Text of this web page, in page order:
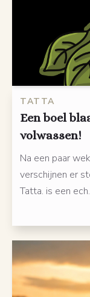
TATTA
Een boel
volwassen!
Na een paar
verschijnen er
Tatta. is een